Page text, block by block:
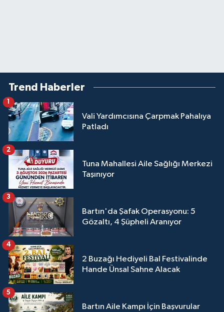
Trend Haberler
Vali Yardımcısına Çarpmak Pahalıya
Patladı
Tuna Mahallesi Aile Sağlığı Merkezi
Taşınıyor
2
Bartın'da Şafak Operasyonu: 5
Gözaltı, 4 Şüpheli Aranıyor
3
2 Buzağı Hediyeli Bal Festivalinde
Hande Ünsal Sahne Alacak
4
Bartın Aile Kampı İçin Başvurular
5